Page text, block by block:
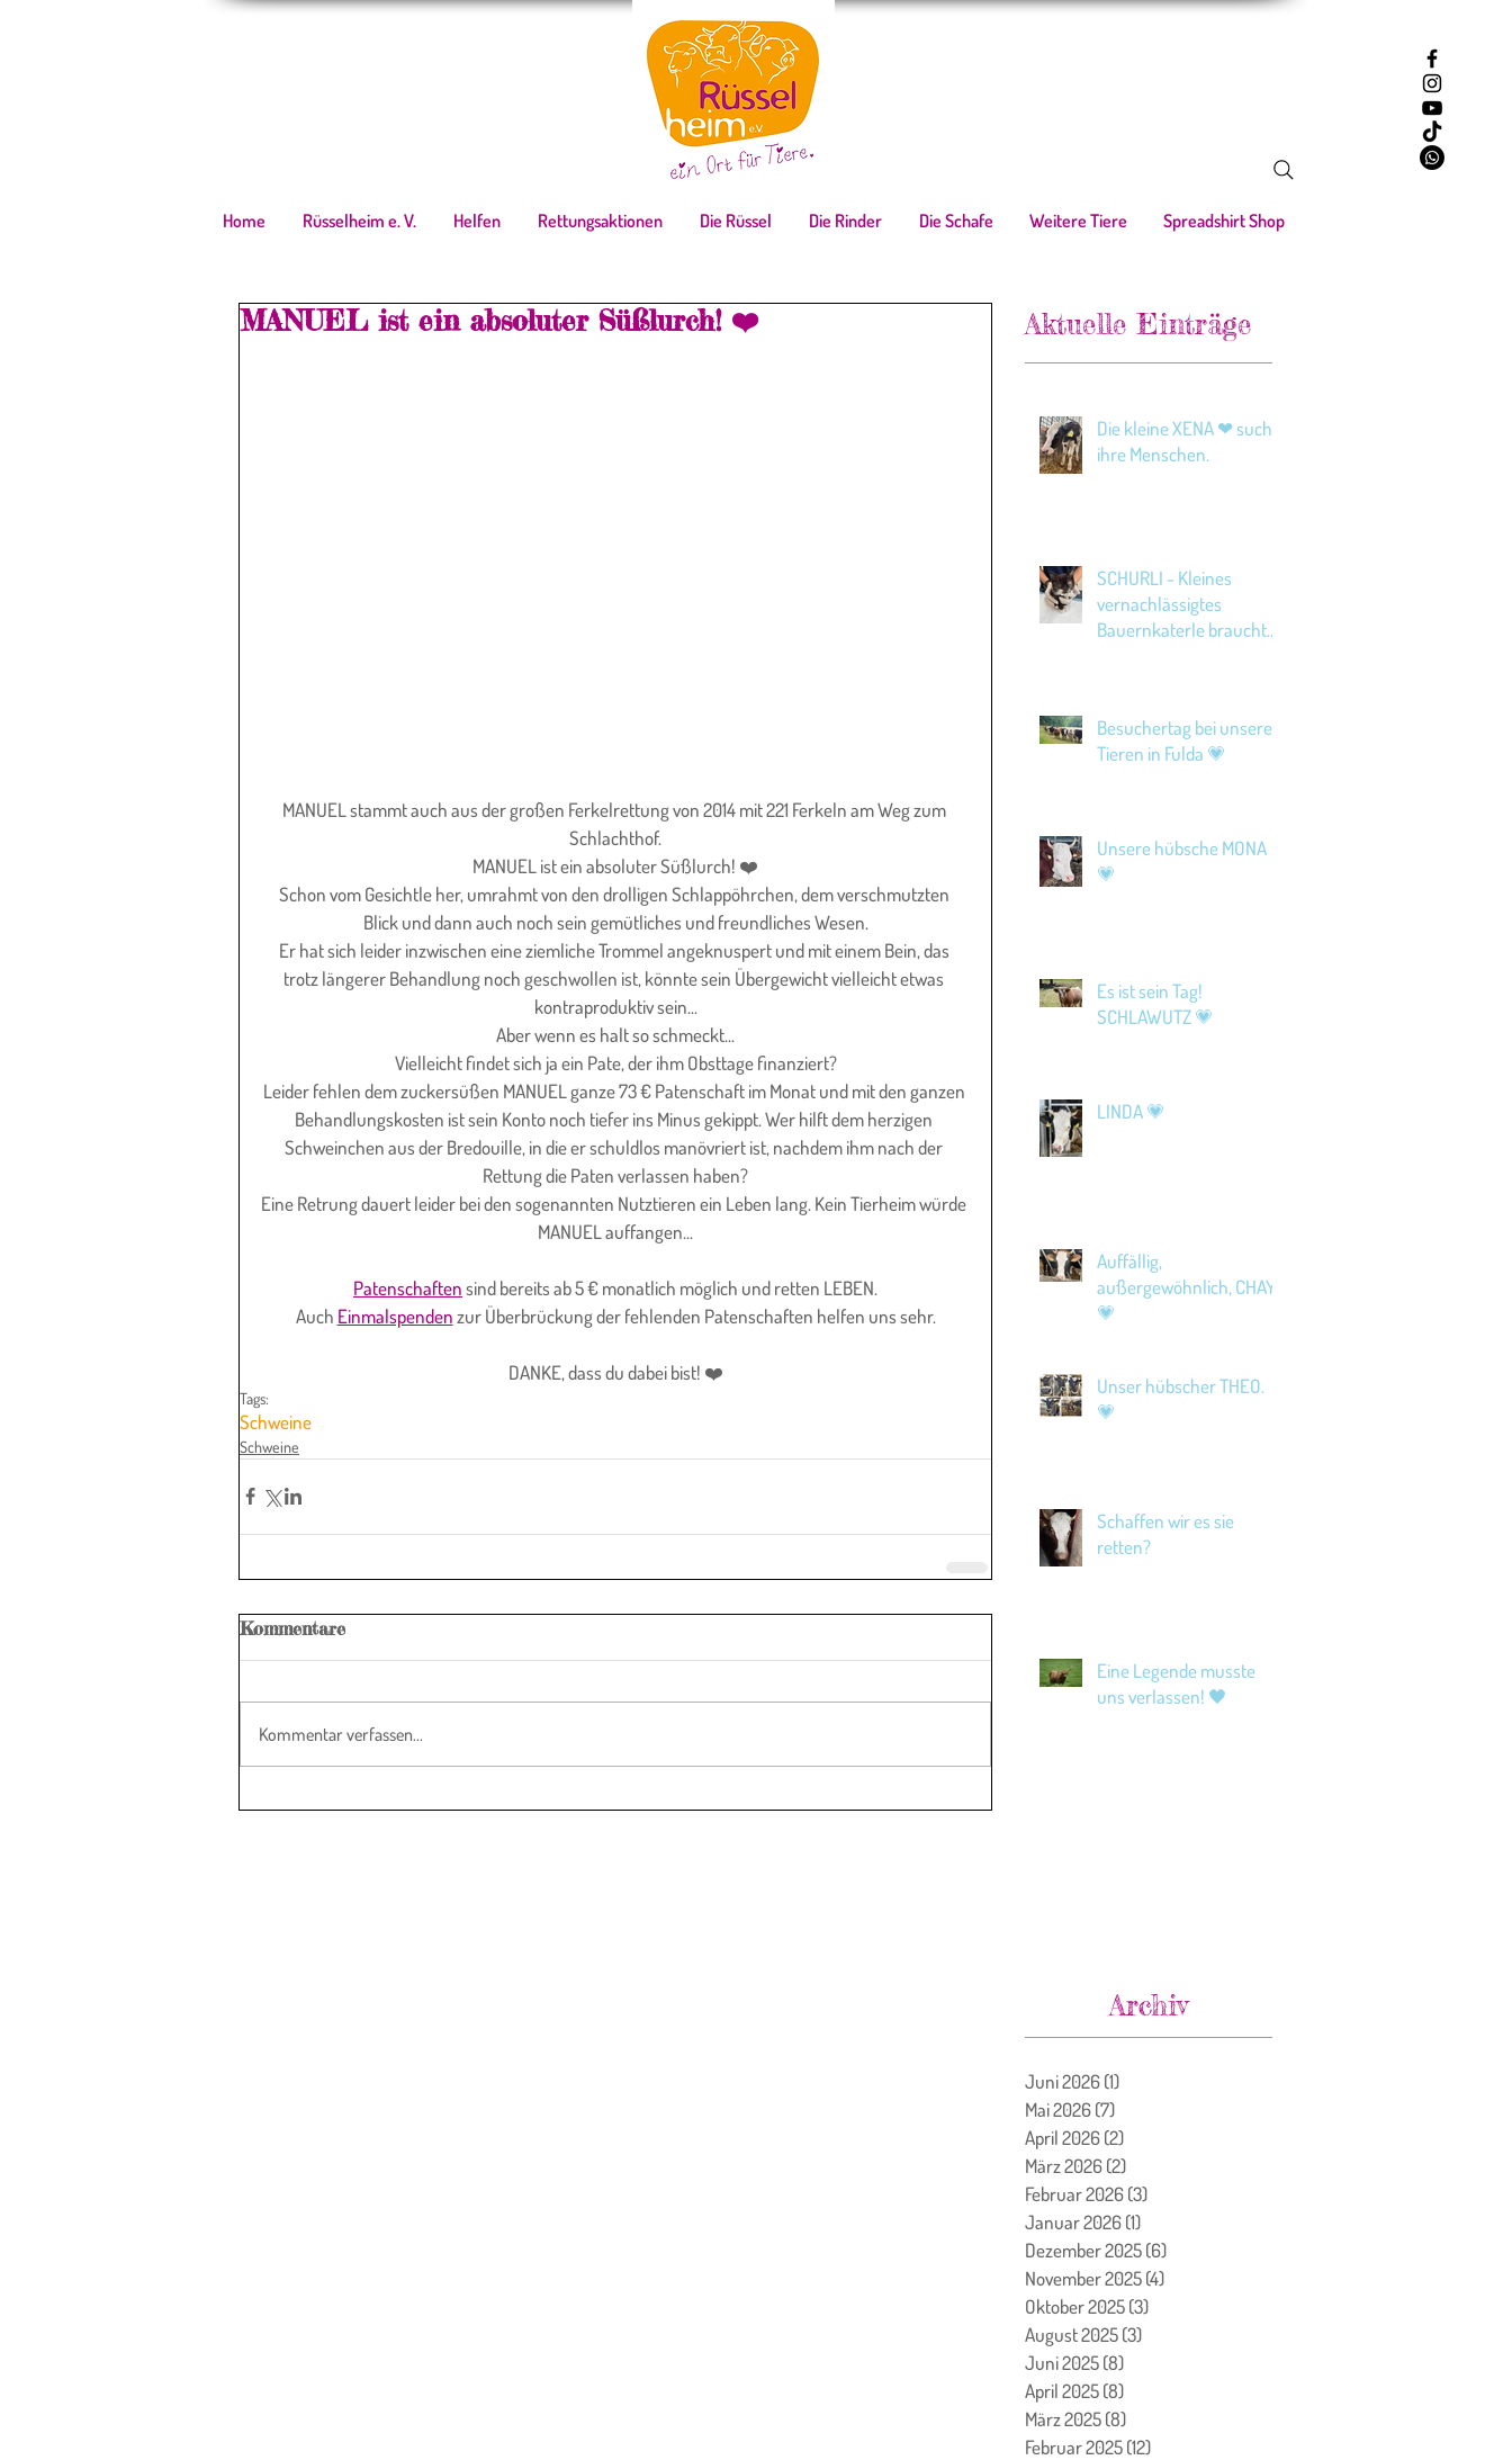
Home Rüsselheim e. V. Helfen Rettungsaktionen Die Rüssel Die Rinder Die Schafe Weitere Tiere Spreadshirt Shop
MANUEL ist ein absoluter Süßlurch! ❤️
MANUEL stammt auch aus der großen Ferkelrettung von 2014 mit 221 Ferkeln am Weg zum
Schlachthof.
MANUEL ist ein absoluter Süßlurch! ❤️
Schon vom Gesichtle her, umrahmt von den drolligen Schlappöhrchen, dem verschmutzten
Blick und dann auch noch sein gemütliches und freundliches Wesen.
Er hat sich leider inzwischen eine ziemliche Trommel angeknuspert und mit einem Bein, das
trotz längerer Behandlung noch geschwollen ist, könnte sein Übergewicht vielleicht etwas
kontraproduktiv sein...
Aber wenn es halt so schmeckt...
Vielleicht findet sich ja ein Pate, der ihm Obsttage finanziert?
Leider fehlen dem zuckersüßen MANUEL ganze 73 € Patenschaft im Monat und mit den ganzen
Behandlungskosten ist sein Konto noch tiefer ins Minus gekippt. Wer hilft dem herzigen
Schweinchen aus der Bredouille, in die er schuldlos manövriert ist, nachdem ihm nach der
Rettung die Paten verlassen haben?
Eine Retrung dauert leider bei den sogenannten Nutztieren ein Leben lang. Kein Tierheim würde
MANUEL auffangen...
Patenschaften sind bereits ab 5 € monatlich möglich und retten LEBEN.
Auch Einmalspenden zur Überbrückung der fehlenden Patenschaften helfen uns sehr.
DANKE, dass du dabei bist! ❤️
Tags:
Schweine
Schweine
Kommentare
Kommentar verfassen...
Aktuelle Einträge
Die kleine XENA ❤ sucht
ihre Menschen.
SCHURLI - Kleines
vernachlässigtes
Bauernkaterle braucht
Besuchertag bei unseren
Tieren in Fulda 💗
Unsere hübsche MONA
💗
Es ist sein Tag!
SCHLAWUTZ 💗
LINDA 💗
Auffällig,
außergewöhnlich, CHAYA
💗
Unser hübscher THEO.
💗
Schaffen wir es sie
retten?
Eine Legende musste
uns verlassen! 🖤
Archiv
Juni 2026(1)
Mai 2026(7)
April 2026(2)
März 2026(2)
Februar 2026(3)
Januar 2026(1)
Dezember 2025(6)
November 2025(4)
Oktober 2025(3)
August 2025(3)
Juni 2025(8)
April 2025(8)
März 2025(8)
Februar 2025(12)